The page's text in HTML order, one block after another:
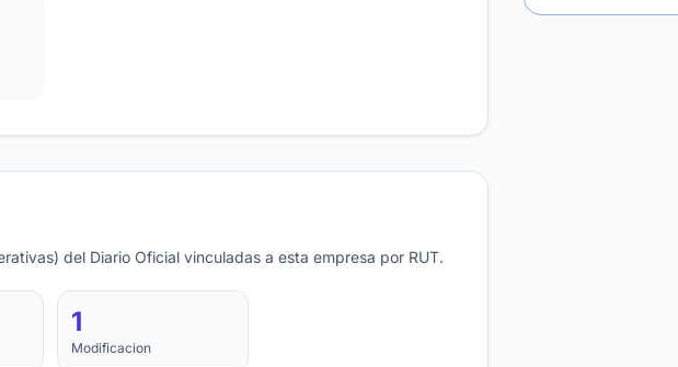
del Diario Oficial vinculadas a esta empresa por RUT.
1
Modificacion